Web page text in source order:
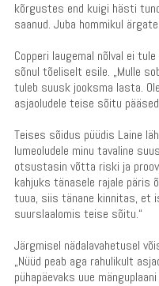
kõrgustes end kuigi hästi
saanud. Juba hommikul
Copperi laugemal nõlval ei
sõnul tõeliselt esile. „Mulle
tuleb suusk jooksma lasta.
asjaoludele teise sõitu
Teises sõidus püüdis Laine
lumeoludele minu tavaline
otsustasin võtta riski ja
kahjuks tänasele rajale päris
tuua, siis tänane kinnitas, et
suurslaalomis teise sõitu.“
Järgmisel nädalavahetusel
„Nüüd peab aga rahulikult
pühapäevaks uue